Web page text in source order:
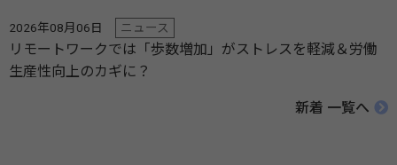
2026年08月06日 ニュース
リモートワークでは「歩数増加」がストレスを軽減＆労働
生産性向上のカギに？
新着 一覧へ